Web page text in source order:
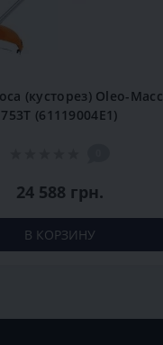
(кусторез) Оleo-Масс
753Т (61119004E1)
24 588 грн.
В КОРЗИНУ